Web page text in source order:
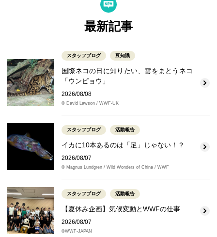
最新記事
スタッフブログ 豆知識
国際ネコの日に知りたい、雲をまとうネコ
「ウンピョウ」
2026/08/08
© David Lawson / WWF-UK
スタッフブログ 活動報告
イカに10本あるのは「足」じゃない！？
2026/08/07
© Magnus Lundgren / Wild Wonders of China / WWF
スタッフブログ 活動報告
【夏休み企画】気候変動とWWFの仕事
2026/08/07
©WWF-JAPAN